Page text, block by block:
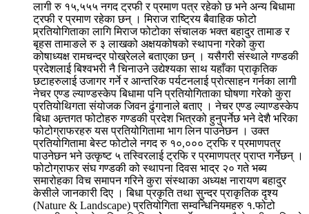
लागी रु १५,५५५ नगद ट्रफी र प्रमाण पत्र रहेको छ भने अन्य बिधामा
ट्रफी र प्रमाण रहेका छन् । मिराज राष्ट्रिय बैवाहिक फोटो
प्र्रतियोगिताका लागि मिराज फोटोका संचालक भक्त बहादुर तामाङ र
बृहस तामाङले रु ३ लाखको अक्षयकोषको स्थापना गरेको कुरा
कोषाध्यक्ष रामचन्द्र पोख्रेलले बताएका छन् । यसैगरी संस्थाले गण्डकी
प्रदेशलाई बिश्वभरी नै चिनाउने उद्येश्यका साथ यहाँका प्राकृतिक
छटाहरुलाई उजागर गर्ने र आन्तरिक पर्यटनलाई प्रोत्साहन गर्नका लागी
नेचर एण्ड ल्याण्डस्केप बिधामा पनि प्रतियोगिताका घोषणा गरेको कुरा
प्रतियोथिगता संयोजक जिवन ढुंगानाले बताए । नेचर एण्ड ल्याण्डस्केप
बिधा अन्र्तगत फोटोहरु गण्डकी प्रदेश भित्रको हुनुपर्नेछ भने देशै भरिका
फोटोग्राफरहरु यस प्रतियोगितामा भाग लिन पाउनेछन । उक्त
प्रतियोगितामा बेस्ट फोटोले नगद रु १०,००० ट्रफि र प्रमाणपत्र
पाउनेछन भने उत्कृष्ट ५ तस्विरलाई ट्रफि र प्रमाणपत्र प्राप्त गर्नेछन् ।
फोटोग्राफर संघ गण्डकी को स्थापना दिवस भाद्र २० गते भब्य
समारोहका विच समापन गरिने कुरा संस्थाका अध्यक्ष नारायण बहादुर
केसीले जानकारी दिए । बिधा प्रकृति तथा सुन्दर प्राकृतिक दृश्य
(Nature & Landscape) प्रतियोगिता सम्वन्धिनियमहरु १.फोटो